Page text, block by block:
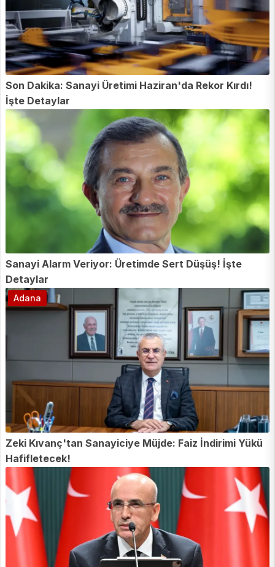
Son Dakika: Sanayi Üretimi Haziran'da Rekor Kırdı!
İşte Detaylar
Sanayi Alarm Veriyor: Üretimde Sert Düşüş! İşte
Detaylar
Zeki Kıvanç'tan Sanayiciye Müjde: Faiz İndirimi Yükü
Hafifletecek!
Adana